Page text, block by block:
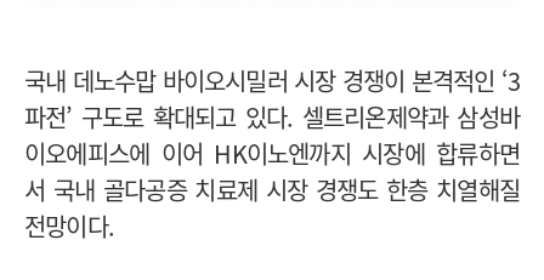
국내 데노수맙 바이오시밀러 시장 경쟁이 본격적인 ‘3
파전’ 구도로 확대되고 있다. 셀트리온제약과 삼성바
이오에피스에 이어 HK이노엔까지 시장에 합류하면
서 국내 골다공증 치료제 시장 경쟁도 한층 치열해질
전망이다.